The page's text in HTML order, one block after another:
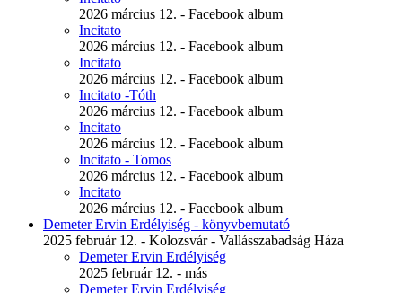
2026 március 12. - Facebook album
Incitato
2026 március 12. - Facebook album
Incitato
2026 március 12. - Facebook album
Incitato -Tóth
2026 március 12. - Facebook album
Incitato
2026 március 12. - Facebook album
Incitato - Tomos
2026 március 12. - Facebook album
Incitato
2026 március 12. - Facebook album
Demeter Ervin Erdélyiség - könyvbemutató
2025 február 12. - Kolozsvár - Vallásszabadság Háza
Demeter Ervin Erdélyiség
2025 február 12. - más
Demeter Ervin Erdélyiség